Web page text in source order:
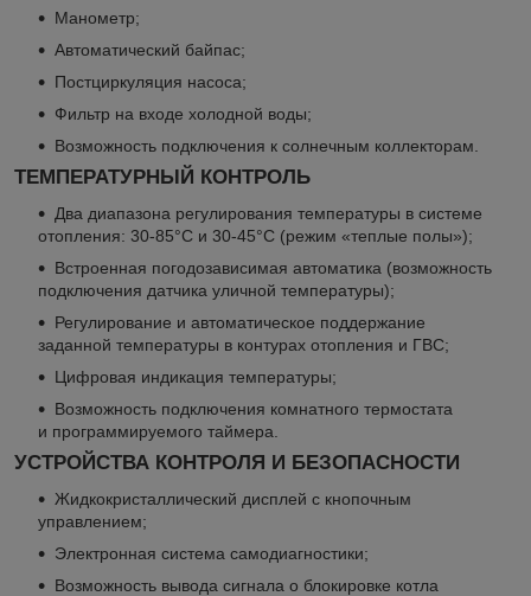
Манометр;
Автоматический байпас;
Постциркуляция насоса;
Фильтр на входе холодной воды;
Возможность подключения к солнечным коллекторам.
ТЕМПЕРАТУРНЫЙ КОНТРОЛЬ
Два диапазона регулирования температуры в системе
отопления: 30-85°С и 30-45°С (режим «теплые полы»);
Встроенная погодозависимая автоматика (возможность
подключения датчика уличной температуры);
Регулирование и автоматическое поддержание
заданной температуры в контурах отопления и ГВС;
Цифровая индикация температуры;
Возможность подключения комнатного термостата
и программируемого таймера.
УСТРОЙСТВА КОНТРОЛЯ И БЕЗОПАСНОСТИ
Жидкокристаллический дисплей с кнопочным
управлением;
Электронная система самодиагностики;
Возможность вывода сигнала о блокировке котла